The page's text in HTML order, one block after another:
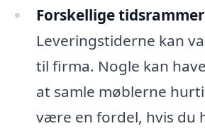
Forskellige
Leveringstiderne kan
til firma. Nogle kan
at samle møblerne
være en fordel, hvis du